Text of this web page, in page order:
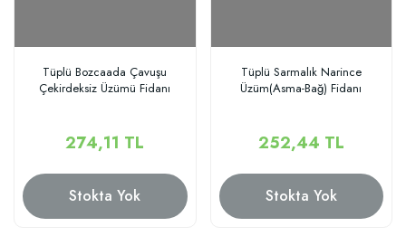
Tüplü Bozcaada Çavuşu
Çekirdeksiz Üzümü Fidanı
274,11 TL
Stokta Yok
Tüplü Sarmalık Narince
Üzüm(Asma-Bağ) Fidanı
252,44 TL
Stokta Yok